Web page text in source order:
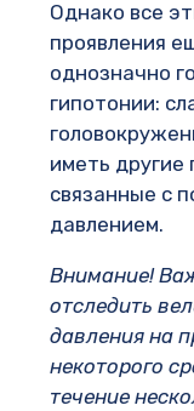
Однако все
проявления
однозначно
гипотонии:
иметь другие
связанные с
давлением.
Внимание!
отследить
давления на
некоторого
течение